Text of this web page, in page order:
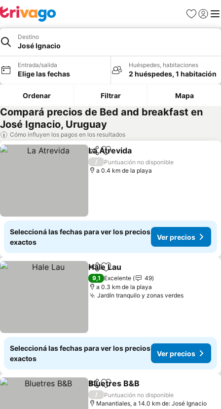
Favoritos
Iniciar
Destino
José Ignacio
Entrada/salida
Elige las fechas
Huéspedes, habitaciones
2 huéspedes, 1 habitación
Ordenar Filtrar Mapa
Compará precios de Bed and breakfast en
José Ignacio, Uruguay
Cómo influyen los pagos en los resultados
CompartirAñadir a favoritos
La Atrevida
/
Puntuación no disponible
a 0.4 km de la playa
Seleccioná las fechas para ver los precios
exactos
Ver precios
CompartirAñadir a favoritos
Hale Lau
9,1 Excelente
49
a 0.3 km de la playa
Jardín tranquilo y zonas verdesVer
Seleccioná las fechas para ver los precios
exactos
Ver precios
CompartirAñadir a favoritos
Bluetres B&B
/
Puntuación no disponible
Manantiales, a 14.0 km de: José Ignacio